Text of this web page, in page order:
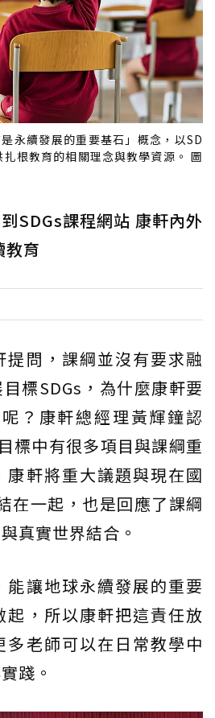
永續發展的重要基石」概念，以SD
根教育的相關理念與教學資源。 圖
SDGs課程網站 康軒內外
教育
提問，課綱並沒有要求融
標SDGs，為什麼康軒要
？康軒總經理黃輝鐘認
標中有很多項目與課綱重
康軒將重大議題與現在國
在一起，也是回應了課綱
真實世界結合。
能讓地球永續發展的重要
起，所以康軒把這責任放
多老師可以在日常教學中
踐。